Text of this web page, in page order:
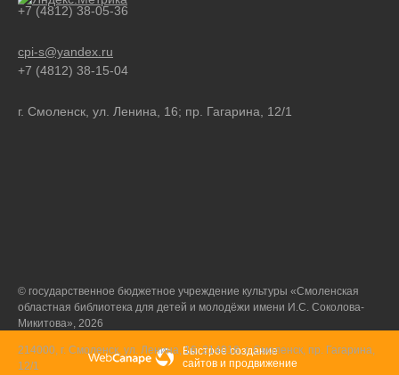
Быстрое создание
сайтови продвижение
+7 (4812) 38-05-36
cpi-s@yandex.ru
+7 (4812) 38-15-04
г. Смоленск, ул. Ленина, 16; пр. Гагарина, 12/1
© государственное бюджетное учреждение культуры «Смоленская
областная библиотека для детей и молодёжи имени И.С. Соколова-
Микитова», 2026
214000, г. Смоленск, ул. Ленина, 16; 214018, г. Смоленск, пр. Гагарина,
12/1